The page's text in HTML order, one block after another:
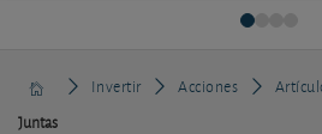
Invertir Acciones
Juntas